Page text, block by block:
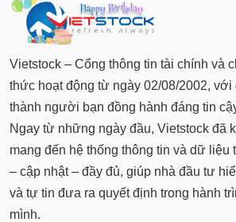
Vietstock – Cổng thông tin tài chính và
thức hoạt động từ ngày 02/08/2002,
thành người bạn đồng hành đáng tin
Ngay từ những ngày đầu, Vietstock đã
mang đến hệ thống thông tin và dữ liệu
– cập nhật – đầy đủ, giúp nhà đầu tư
và tự tin đưa ra quyết định trong hành
mình.